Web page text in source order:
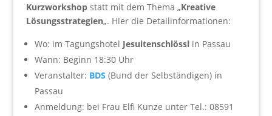
Kurzworkshopstatt mit dem Thema „Kreative
Lösungsstrategien„. Hier die Detailinformationen:
Wo: im Tagungshotel Jesuitenschlösslin Passau
Wann: Beginn 18:30 Uhr
Veranstalter: BDS (Bund der Selbständigen) in
Passau
Anmeldung: bei Frau Elfi Kunze unter Tel.: 08591